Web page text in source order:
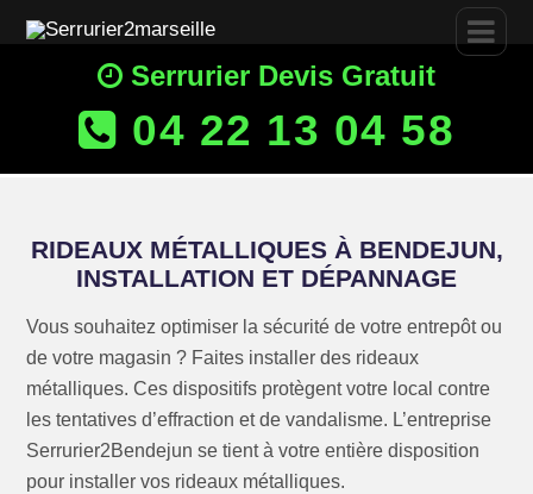
Serrurier Devis Gratuit
04 22 13 04 58
RIDEAUX MÉTALLIQUES À BENDEJUN,
INSTALLATION ET DÉPANNAGE
Vous souhaitez optimiser la sécurité de votre entrepôt ou
de votre magasin ? Faites installer des rideaux
métalliques. Ces dispositifs protègent votre local contre
les tentatives d’effraction et de vandalisme. L’entreprise
Serrurier2Bendejun se tient à votre entière disposition
pour installer vos rideaux métalliques.